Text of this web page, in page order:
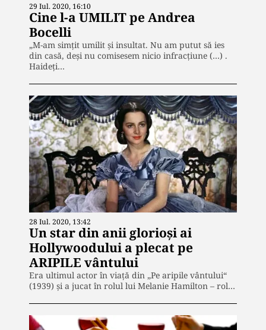
29 Iul. 2020, 16:10
Cine l-a UMILIT pe Andrea
Bocelli
„M-am simţit umilit şi insultat. Nu am putut să ies
din casă, deşi nu comisesem nicio infracţiune (…) .
Haideţi…
28 Iul. 2020, 13:42
Un star din anii glorioși ai
Hollywoodului a plecat pe
ARIPILE vântului
Era ultimul actor în viaţă din „Pe aripile vântului“
(1939) şi a jucat în rolul lui Melanie Hamilton – rol…